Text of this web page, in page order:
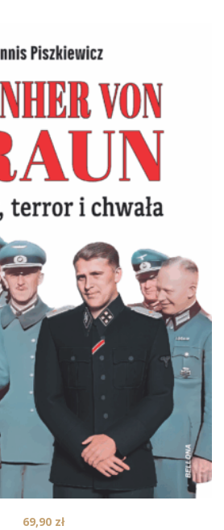
69,90 zł